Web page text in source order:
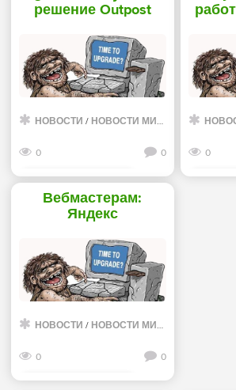
решение Outpost
«Интернет»
НОВОСТИ / НОВОСТИ МИРА ИНТЕРНЕТ
0 0
Смотреть дальше
0
Вебмастерам:
Яндекс
расширил
возможности
бесплатного
поискового движка -
НОВОСТИ / НОВОСТИ МИРА ИНТЕРНЕТ
0 0